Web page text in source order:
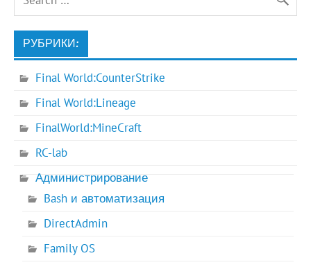
РУБРИКИ:
Final World:CounterStrike
Final World:Lineage
FinalWorld:MineCraft
RC-lab
Администрирование
Bash и автоматизация
DirectAdmin
Family OS